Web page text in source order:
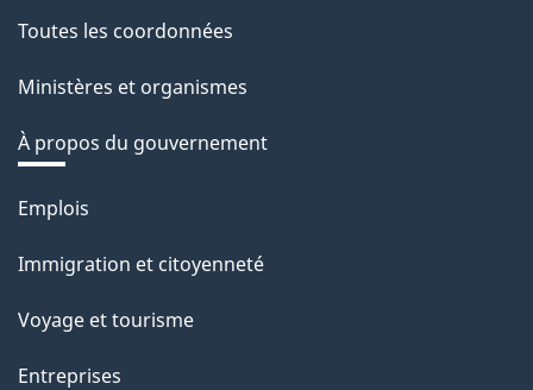
Toutes les coordonnées
Ministères et organismes
À propos du gouvernement
Thèmes
sujets
Emplois
Immigration et citoyenneté
Voyage et tourisme
Entreprises